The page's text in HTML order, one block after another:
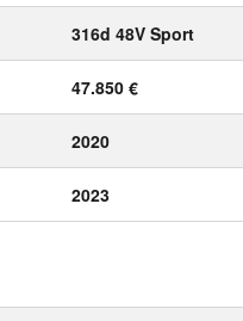
316d 48V Sport
47.850 €
2020
2023